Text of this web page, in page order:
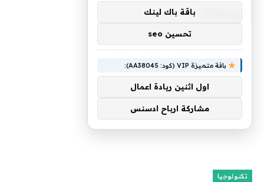
تكنولوجيا
باقة باك لينك
تحسين seo
باقة متميزة VIP (كود: AA38045):
اول اثنين ريادة اعمال
مشاركة ارباح ادسنس